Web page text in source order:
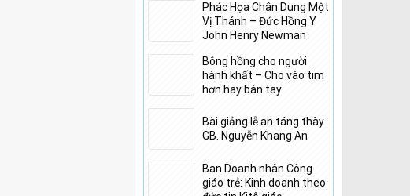
Phác Họa Chân Dung Một
Vị Thánh – Đức Hồng Y
John Henry Newman
Bông hồng cho người
hành khất – Cho vào tim
hơn hay bàn tay
Bài giảng lễ an táng thày
GB. Nguyễn Khang An
Ban Doanh nhân Công
giáo trẻ: Kinh doanh theo